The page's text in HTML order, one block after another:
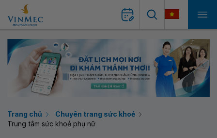
Trang chủ
Chuyên trang sức khoẻ
Trung tâm sức khoẻ phụ nữ